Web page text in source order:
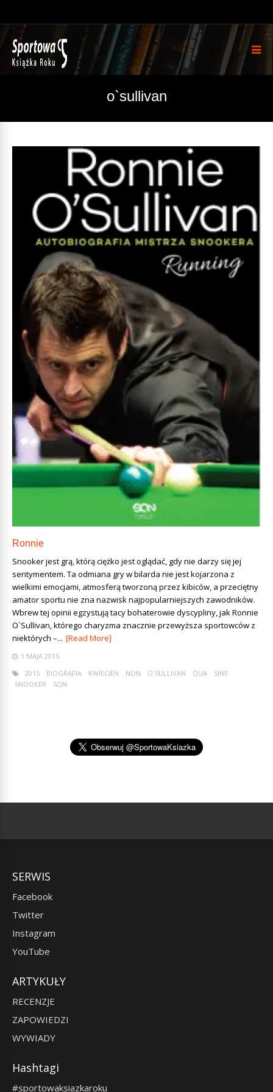
o`sullivan
Ronnie
Snooker jest grą, którą ciężko jest oglądać, gdy nie darzy się jej
sentymentem. Ta odmiana gry w bilarda nie jest kojarzona z
wielkimi emocjami, atmosferą tworzoną przez kibiców, a przeciętny
amator sportu nie zna nazwisk najpopularniejszych zawodników.
Wbrew tej opinii egzystują tacy bohaterowie dyscypliny, jak Ronnie
O`Sullivan, którego charyzma znacznie przewyższa sportowców z
niektórych –... [Read More]
1 MAJA 2015
2015
BIOGRAFIA KWIECIEŃ NON O`SULLIVAN QUA
SINE
SNOOKER
SQN
SERWIS
Facebook
Twitter
Instagram
YouTube
ARTYKUŁY
RECENZJE
ZAPOWIEDZI
WYWIADY
Hashtagi
#sportowaksiazkaroku